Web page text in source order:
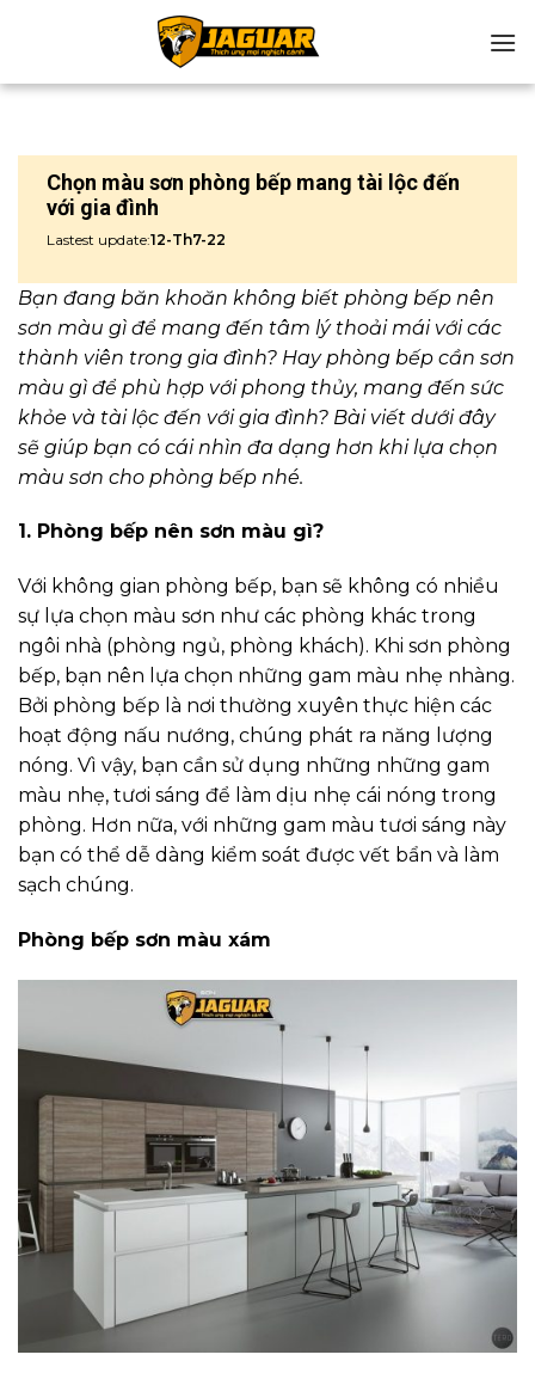
Chọn màu sơn phòng bếp mang tài lộc đến
với gia đình
Lastest update:12-Th7-22
Bạn đang băn khoăn không biết phòng bếp nên
sơn màu gì để mang đến tâm lý thoải mái với các
thành viên trong gia đình? Hay phòng bếp cần sơn
màu gì để phù hợp với phong thủy, mang đến sức
khỏe và tài lộc đến với gia đình? Bài viết dưới đây
sẽ giúp bạn có cái nhìn đa dạng hơn khi lựa chọn
màu sơn cho phòng bếp nhé.
1. Phòng bếp nên sơn màu gì?
Với không gian phòng bếp, bạn sẽ không có nhiều
sự lựa chọn màu sơn như các phòng khác trong
ngôi nhà (phòng ngủ, phòng khách). Khi sơn phòng
bếp, bạn nên lựa chọn những gam màu nhẹ nhàng.
Bởi phòng bếp là nơi thường xuyên thực hiện các
hoạt động nấu nướng, chúng phát ra năng lượng
nóng. Vì vậy, bạn cần sử dụng những những gam
màu nhẹ, tươi sáng để làm dịu nhẹ cái nóng trong
phòng. Hơn nữa, với những gam màu tươi sáng này
bạn có thể dễ dàng kiểm soát được vết bẩn và làm
sạch chúng.
Phòng bếp sơn màu xám